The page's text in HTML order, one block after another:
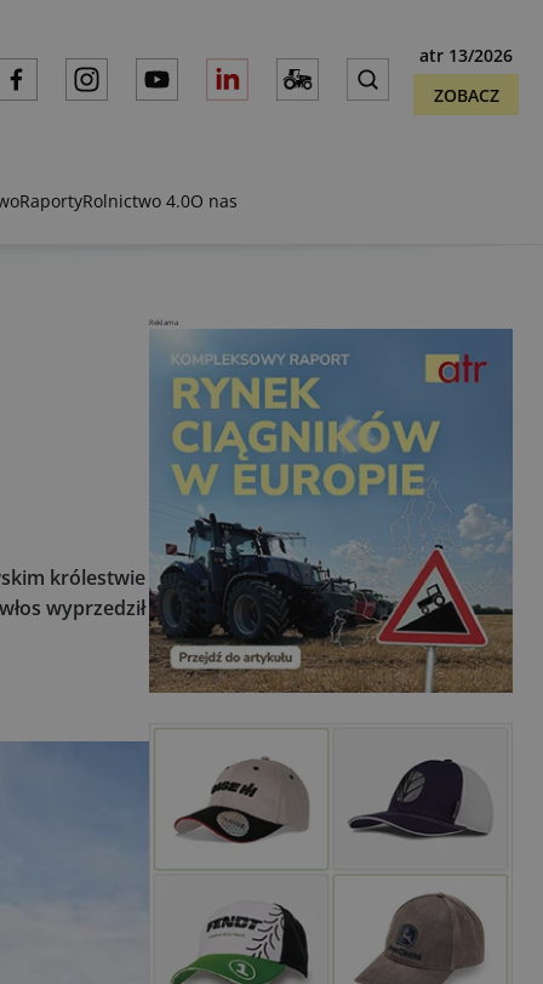
atr 13/2026
ZOBACZ
RaportyRolnictwo 4.0O nas
królestwie
wyprzedził
Reklama